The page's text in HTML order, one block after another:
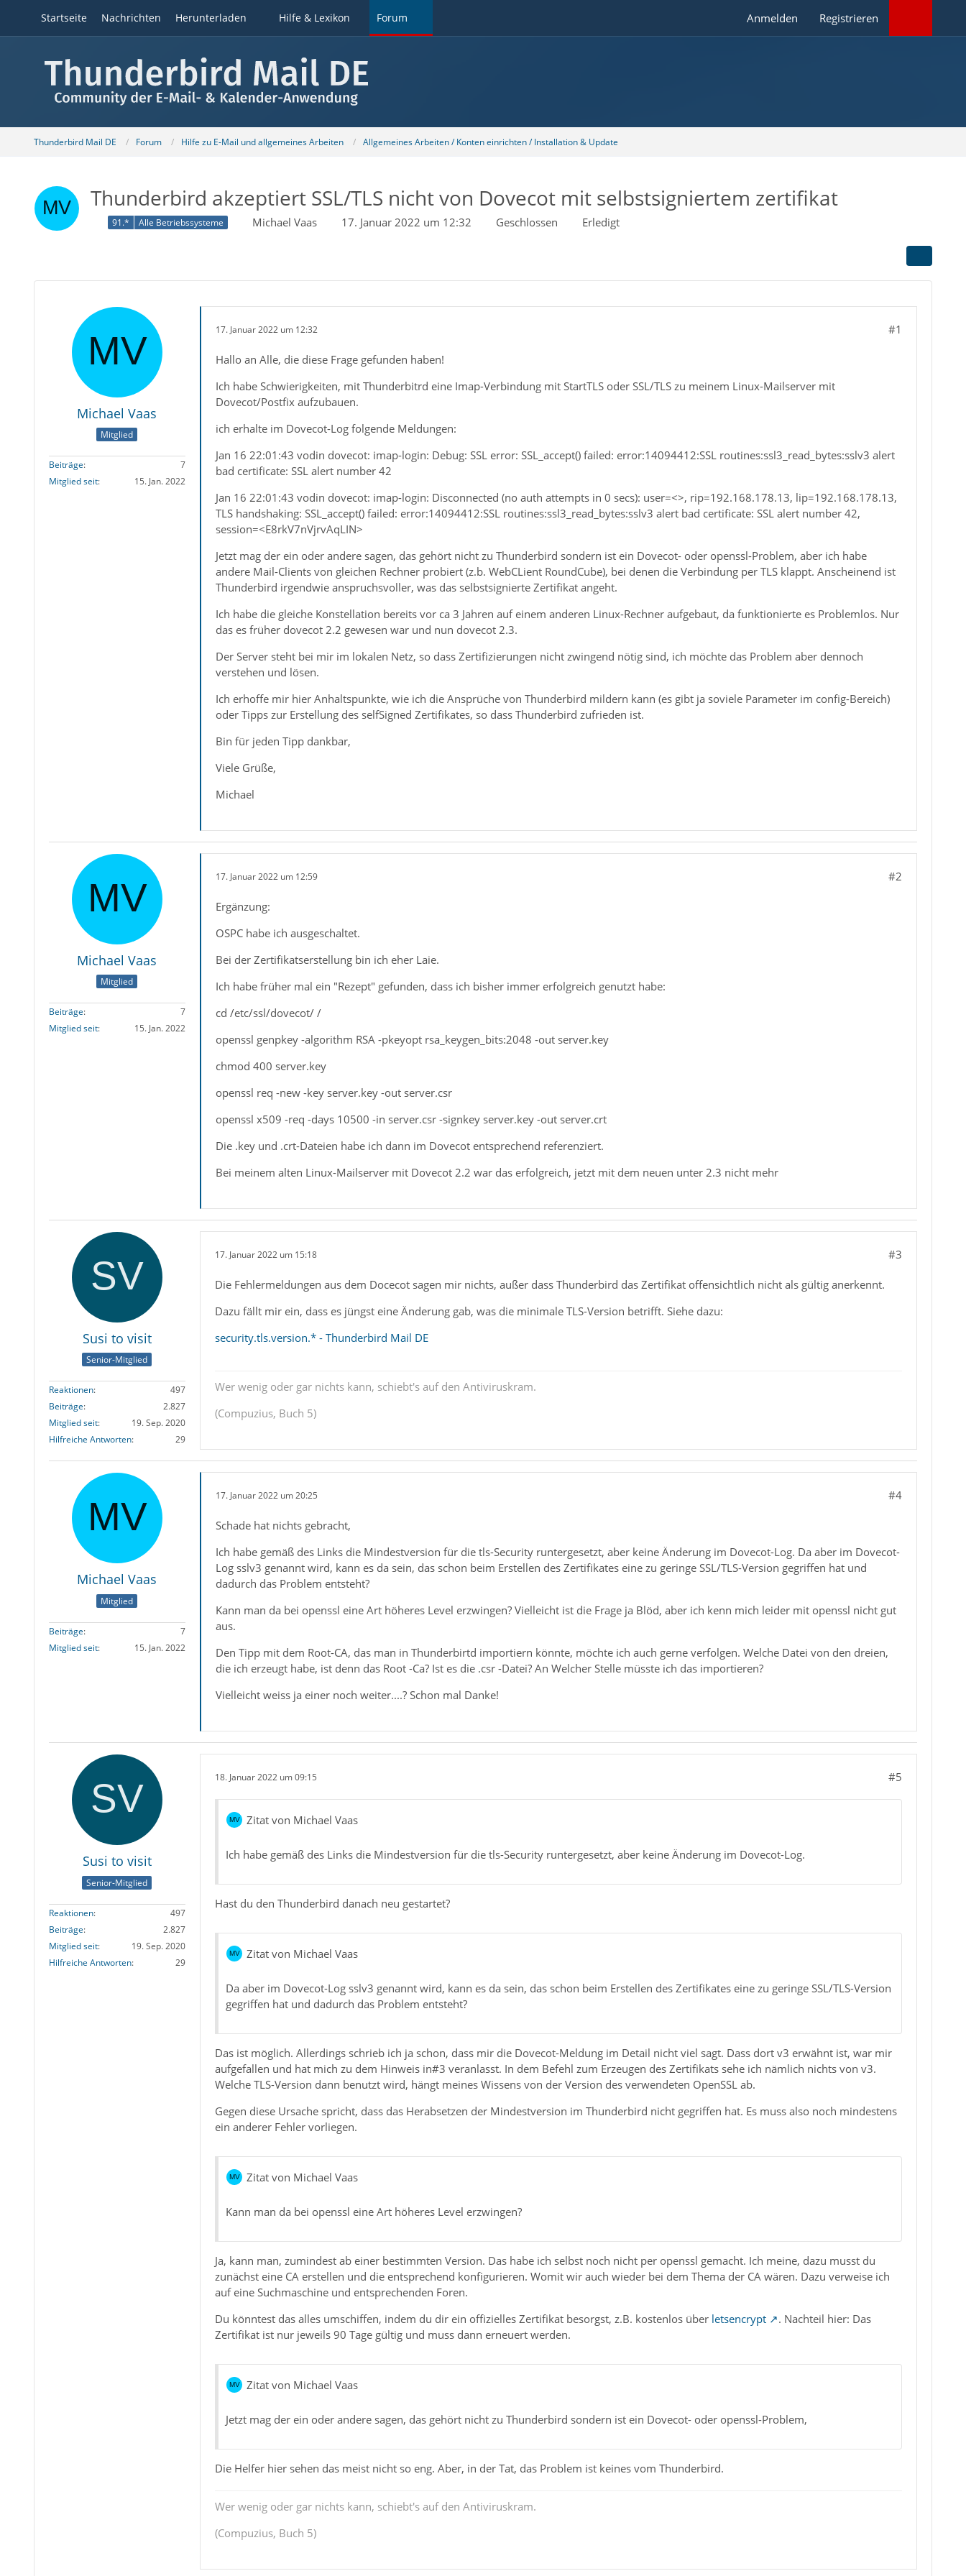
Startseite Nachrichten Herunterladen Hilfe & Lexikon Forum Anmelden Registrieren
Thunderbird Mail DE Forum Hilfe zu E-Mail und allgemeines Arbeiten Allgemeines Arbeiten / Konten einrichten / Installation & Update
Thunderbird akzeptiert SSL/TLS nicht von Dovecot mit selbstsigniertem zertifikat
91.* Alle Betriebssysteme Michael Vaas 17. Januar 2022 um 12:32 Geschlossen Erledigt
Michael Vaas
Mitglied
Beiträge
7
Mitglied seit
15. Jan. 2022
17. Januar 2022 um 12:32 #1
Hallo an Alle, die diese Frage gefunden haben!
Ich habe Schwierigkeiten, mit Thunderbitrd eine Imap-Verbindung mit StartTLS oder SSL/TLS zu meinem Linux-Mailserver mit
Dovecot/Postfix aufzubauen.
ich erhalte im Dovecot-Log folgende Meldungen:
Jan 16 22:01:43 vodin dovecot: imap-login: Debug: SSL error: SSL_accept() failed: error:14094412:SSL routines:ssl3_read_bytes:sslv3 alert
bad certificate: SSL alert number 42
Jan 16 22:01:43 vodin dovecot: imap-login: Disconnected (no auth attempts in 0 secs): user=<>, rip=192.168.178.13, lip=192.168.178.13,
TLS handshaking: SSL_accept() failed: error:14094412:SSL routines:ssl3_read_bytes:sslv3 alert bad certificate: SSL alert number 42,
session=<E8rkV7nVjrvAqLIN>
Jetzt mag der ein oder andere sagen, das gehört nicht zu Thunderbird sondern ist ein Dovecot- oder openssl-Problem, aber ich habe
andere Mail-Clients von gleichen Rechner probiert (z.b. WebCLient RoundCube), bei denen die Verbindung per TLS klappt. Anscheinend ist
Thunderbird irgendwie anspruchsvoller, was das selbstsignierte Zertifikat angeht.
Ich habe die gleiche Konstellation bereits vor ca 3 Jahren auf einem anderen Linux-Rechner aufgebaut, da funktionierte es Problemlos. Nur
das es früher dovecot 2.2 gewesen war und nun dovecot 2.3.
Der Server steht bei mir im lokalen Netz, so dass Zertifizierungen nicht zwingend nötig sind, ich möchte das Problem aber dennoch
verstehen und lösen.
Ich erhoffe mir hier Anhaltspunkte, wie ich die Ansprüche von Thunderbird mildern kann (es gibt ja soviele Parameter im config-Bereich)
oder Tipps zur Erstellung des selfSigned Zertifikates, so dass Thunderbird zufrieden ist.
Bin für jeden Tipp dankbar,
Viele Grüße,
Michael
Michael Vaas
Mitglied
Beiträge
7
Mitglied seit
15. Jan. 2022
17. Januar 2022 um 12:59 #2
Ergänzung:
OSPC habe ich ausgeschaltet.
Bei der Zertifikatserstellung bin ich eher Laie.
Ich habe früher mal ein "Rezept" gefunden, dass ich bisher immer erfolgreich genutzt habe:
cd /etc/ssl/dovecot/ /
openssl genpkey -algorithm RSA -pkeyopt rsa_keygen_bits:2048 -out server.key
chmod 400 server.key
openssl req -new -key server.key -out server.csr
openssl x509 -req -days 10500 -in server.csr -signkey server.key -out server.crt
Die .key und .crt-Dateien habe ich dann im Dovecot entsprechend referenziert.
Bei meinem alten Linux-Mailserver mit Dovecot 2.2 war das erfolgreich, jetzt mit dem neuen unter 2.3 nicht mehr
Susi to visit
Senior-Mitglied
Reaktionen
497
Beiträge
2.827
Mitglied seit
19. Sep. 2020
Hilfreiche Antworten
29
17. Januar 2022 um 15:18 #3
Die Fehlermeldungen aus dem Docecot sagen mir nichts, außer dass Thunderbird das Zertifikat offensichtlich nicht als gültig anerkennt.
Dazu fällt mir ein, dass es jüngst eine Änderung gab, was die minimale TLS-Version betrifft. Siehe dazu:
security.tls.version.* - Thunderbird Mail DE
Wer wenig oder gar nichts kann, schiebt's auf den Antiviruskram.
(Compuzius, Buch 5)
Michael Vaas
Mitglied
Beiträge
7
Mitglied seit
15. Jan. 2022
17. Januar 2022 um 20:25 #4
Schade hat nichts gebracht,
Ich habe gemäß des Links die Mindestversion für die tls-Security runtergesetzt, aber keine Änderung im Dovecot-Log. Da aber im Dovecot-
Log sslv3 genannt wird, kann es da sein, das schon beim Erstellen des Zertifikates eine zu geringe SSL/TLS-Version gegriffen hat und
dadurch das Problem entsteht?
Kann man da bei openssl eine Art höheres Level erzwingen? Vielleicht ist die Frage ja Blöd, aber ich kenn mich leider mit openssl nicht gut
aus.
Den Tipp mit dem Root-CA, das man in Thunderbirtd importiern könnte, möchte ich auch gerne verfolgen. Welche Datei von den dreien,
die ich erzeugt habe, ist denn das Root -Ca? Ist es die .csr -Datei? An Welcher Stelle müsste ich das importieren?
Vielleicht weiss ja einer noch weiter....? Schon mal Danke!
Susi to visit
Senior-Mitglied
Reaktionen
497
Beiträge
2.827
Mitglied seit
19. Sep. 2020
Hilfreiche Antworten
29
18. Januar 2022 um 09:15 #5
Zitat von Michael Vaas
Ich habe gemäß des Links die Mindestversion für die tls-Security runtergesetzt, aber keine Änderung im Dovecot-Log.
Hast du den Thunderbird danach neu gestartet?
Zitat von Michael Vaas
Da aber im Dovecot-Log sslv3 genannt wird, kann es da sein, das schon beim Erstellen des Zertifikates eine zu geringe SSL/TLS-Version
gegriffen hat und dadurch das Problem entsteht?
Das ist möglich. Allerdings schrieb ich ja schon, dass mir die Dovecot-Meldung im Detail nicht viel sagt. Dass dort v3 erwähnt ist, war mir
aufgefallen und hat mich zu dem Hinweis in#3 veranlasst. In dem Befehl zum Erzeugen des Zertifikats sehe ich nämlich nichts von v3.
Welche TLS-Version dann benutzt wird, hängt meines Wissens von der Version des verwendeten OpenSSL ab.
Gegen diese Ursache spricht, dass das Herabsetzen der Mindestversion im Thunderbird nicht gegriffen hat. Es muss also noch mindestens
ein anderer Fehler vorliegen.
Zitat von Michael Vaas
Kann man da bei openssl eine Art höheres Level erzwingen?
Ja, kann man, zumindest ab einer bestimmten Version. Das habe ich selbst noch nicht per openssl gemacht. Ich meine, dazu musst du
zunächst eine CA erstellen und die entsprechend konfigurieren. Womit wir auch wieder bei dem Thema der CA wären. Dazu verweise ich
auf eine Suchmaschine und entsprechenden Foren.
Du könntest das alles umschiffen, indem du dir ein offizielles Zertifikat besorgst, z.B. kostenlos über letsencrypt
. Nachteil hier: Das
Zertifikat ist nur jeweils 90 Tage gültig und muss dann erneuert werden.
Zitat von Michael Vaas
Jetzt mag der ein oder andere sagen, das gehört nicht zu Thunderbird sondern ist ein Dovecot- oder openssl-Problem,
Die Helfer hier sehen das meist nicht so eng. Aber, in der Tat, das Problem ist keines vom Thunderbird.
Wer wenig oder gar nichts kann, schiebt's auf den Antiviruskram.
(Compuzius, Buch 5)